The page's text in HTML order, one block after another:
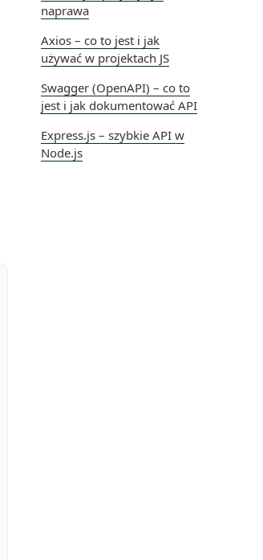
naprawa
Axios – co to jest i jak
używać w projektach JS
Swagger (OpenAPI) – co to
jest i jak dokumentować API
Express.js – szybkie API w
Node.js